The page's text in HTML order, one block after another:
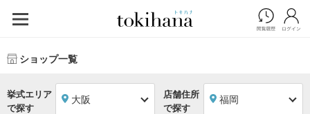
ショップ一覧
挙式エリア
で探す
大阪
店舗住所
で探す
福岡